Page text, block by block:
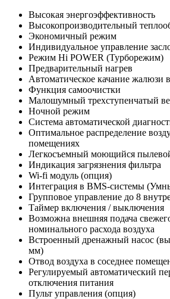
Высокая энергоэффективность
Высокопроизводительный
Экономичный режим
Индивидуальное управление
Режим Hi POWER (Турборежим)
Предварительный нагрев
Автоматическое качание жалюзи
Функция самоочистки
Малошумный трехступенчатый
Ночной режим
Система автоматической
Оптимальное распределение
помещениях
Легкосъемный моющийся
Индикация загрязнения фильтра
Wi-fi модуль (опция)
Интеграция в BMS-системы
Групповое управление до 8
Таймер включения / выключения
Возможна внешняя подача
номинального расхода воздуха
Встроенный дренажный насос
мм)
Отвод воздуха в соседнее
Регулируемый автоматический
отключения питания
Пульт управления (опция)